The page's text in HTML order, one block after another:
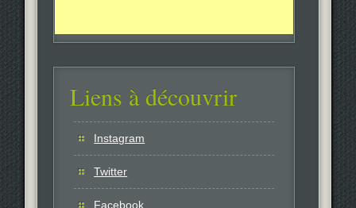
Liens à découvrir
Instagram
Twitter
Facebook